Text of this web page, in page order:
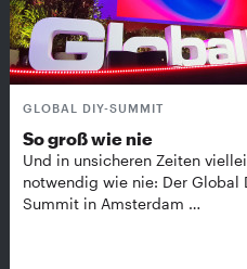
GLOBAL DIY-SUMMIT
So groß wie nie
Und in unsicheren Zeiten
notwendig wie nie: Der Global
Summit in Amsterdam …